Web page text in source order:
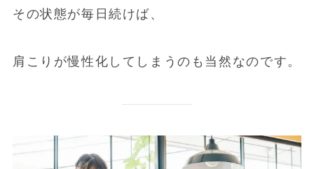
その状態が毎日続けば、
肩こりが慢性化してしまうのも当然なのです。